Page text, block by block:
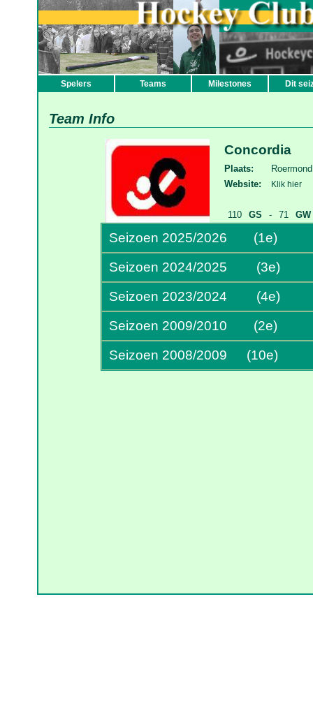
Spelers Teams Milestones Dit
Team Info
Concordia
Plaats:
Roermond
Website:
Klik hier
110 GS - 71 GW
Seizoen 2025/2026
(1e)
Seizoen 2024/2025
(3e)
Seizoen 2023/2024
(4e)
Seizoen 2009/2010
(2e)
Seizoen 2008/2009
(10e)